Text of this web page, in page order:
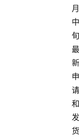
月
中
旬
最
新
申
请
和
发
货